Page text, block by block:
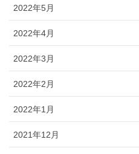
2022年5月
2022年4月
2022年3月
2022年2月
2022年1月
2021年12月